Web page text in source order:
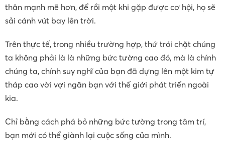
thân mạnh mẽ hơn, để rồi một khi gặp được cơ hội, họ sẽ
sải cánh vút bay lên trời.
Trên thực tế, trong nhiều trường hợp, thứ trói chặt chúng
ta không phải là là những bức tường cao đó, mà là chính
chúng ta, chính suy nghĩ của bạn đã dựng lên một kim tự
tháp cao vời vợi ngăn bạn với thế giới phát triển ngoài
kia.
Chỉ bằng cách phá bỏ những bức tường trong tâm trí,
bạn mới có thể giành lại cuộc sống của mình.